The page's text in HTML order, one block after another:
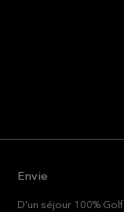
Envie
D'un séjour 100% Golf